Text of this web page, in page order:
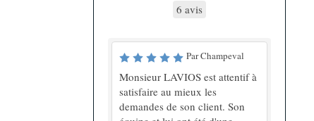
6 avis
Par Champeval
Monsieur LAVIOS est attentif à
satisfaire au mieux les
demandes de son client. Son